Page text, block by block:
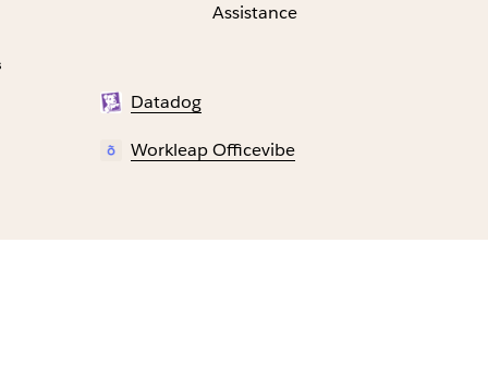
Assistance
Datadog
Workleap Officevibe